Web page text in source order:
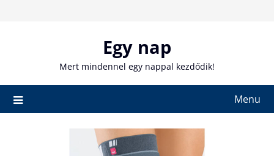
Egy nap
Mert mindennel egy nappal kezdődik!
Menu